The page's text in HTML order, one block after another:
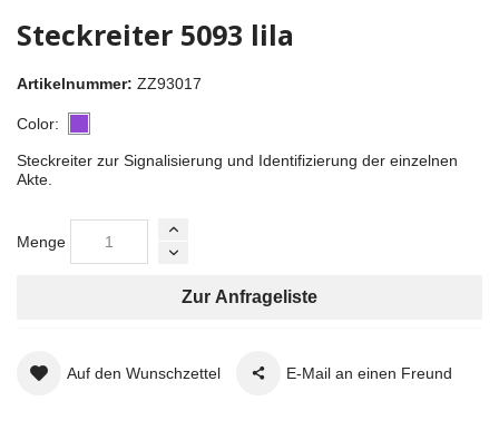
Steckreiter 5093 lila
Artikelnummer: ZZ93017
Color:
Steckreiter zur Signalisierung und Identifizierung der einzelnen
Akte.
Menge
Zur Anfrageliste
Auf den Wunschzettel E-Mail an einen Freund